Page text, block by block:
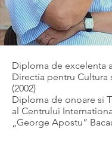
Diploma de excelenta
Directia pentru Cultura
(2002)
Diploma de onoare si
al Centrului
„George Apostu”